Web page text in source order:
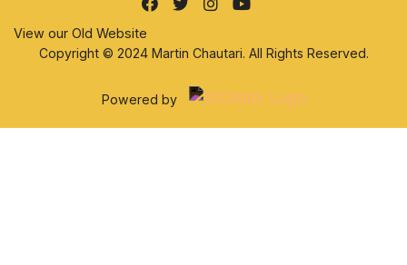
View our Old Website
Copyright © 2024 Martin Chautari. All Rights Reserved.
Powered by